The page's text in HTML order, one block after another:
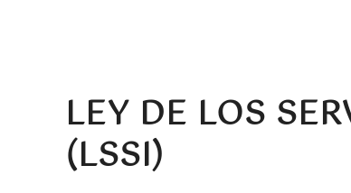
LEY DE LOS
(LSSI)